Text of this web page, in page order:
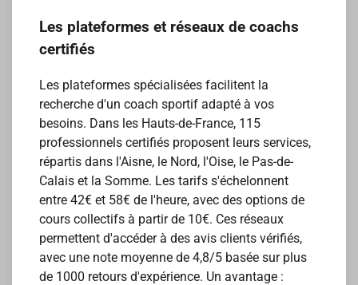
Les plateformes et réseaux de coachs
certifiés
Les plateformes spécialisées facilitent la
recherche d'un coach sportif adapté à vos
besoins. Dans les Hauts-de-France, 115
professionnels certifiés proposent leurs services,
répartis dans l'Aisne, le Nord, l'Oise, le Pas-de-
Calais et la Somme. Les tarifs s'échelonnent
entre 42€ et 58€ de l'heure, avec des options de
cours collectifs à partir de 10€. Ces réseaux
permettent d'accéder à des avis clients vérifiés,
avec une note moyenne de 4,8/5 basée sur plus
de 1000 retours d'expérience. Un avantage :